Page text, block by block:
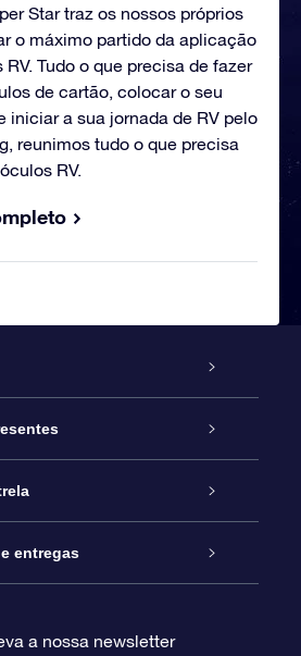
Star traz os nossos próprios
o máximo partido da aplicação
RV. Tudo o que precisa de fazer
de cartão, colocar o seu
iniciar a sua jornada de RV pelo
reunimos tudo o que precisa
RV.
OSR
entregas
a nossa newsletter